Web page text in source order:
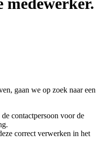
gaan we op zoek naar een
contactpersoon voor de
correct verwerken in het